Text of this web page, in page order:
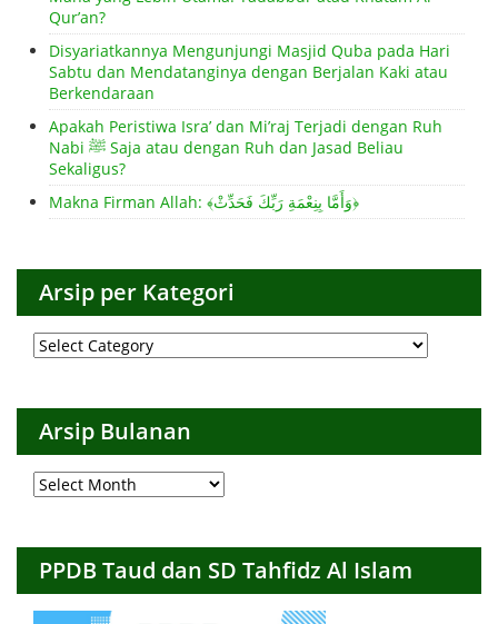
Qur’an?
Disyariatkannya Mengunjungi Masjid Quba pada Hari
Sabtu dan Mendatanginya dengan Berjalan Kaki atau
Berkendaraan
Apakah Peristiwa Isra’ dan Mi’raj Terjadi dengan Ruh
Nabi ﷺ Saja atau dengan Ruh dan Jasad Beliau
Sekaligus?
Makna Firman Allah: ﴾وَأَمَّا بِنِعْمَةِ رَبِّكَ فَحَدِّثْ﴿
Arsip per Kategori
Arsip
per
Arsip Bulanan
Arsip
Bulanan
PPDB Taud dan SD Tahfidz Al Islam